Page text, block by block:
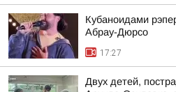
Кубаноидами
Абрау-Дюрсо
17:27
Двух детей,